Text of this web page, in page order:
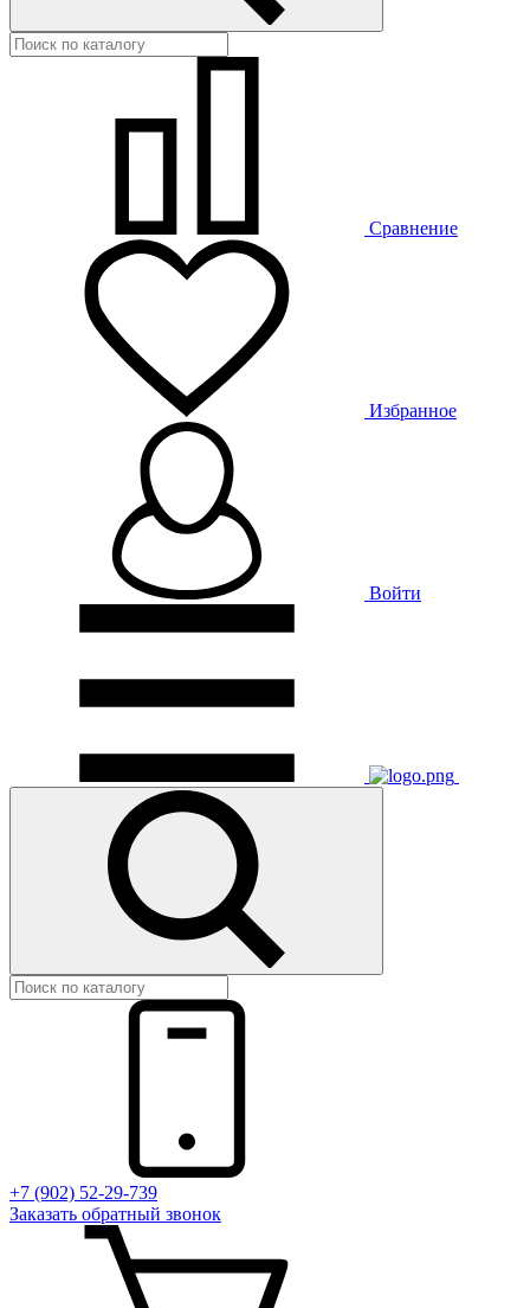
Сравнение
Избранное
Войти
+7 (902) 52-29-739
Заказать обратный звонок